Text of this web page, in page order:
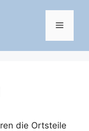
Menü
die Ortsteile